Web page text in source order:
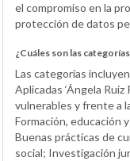
el compromiso en la
protección de datos
¿Cuáles son las
Las categorías
Aplicadas ‘Ángela
vulnerables y frente a
Formación, educación
Buenas prácticas de
social; Investigación